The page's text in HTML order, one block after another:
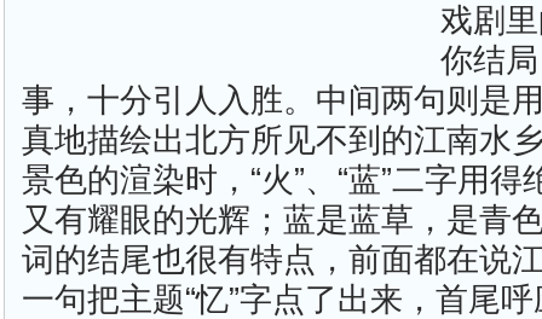
戏剧
你结
事，十分引人入胜。中间两句则是
真地描绘出北方所见不到的江南水
景色的渲染时，“火”、“蓝”二字用
又有耀眼的光辉；蓝是蓝草，是青
词的结尾也很有特点，前面都在说
一句把主题“忆”字点了出来，首尾